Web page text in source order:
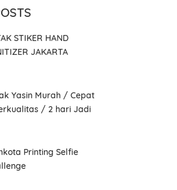
STIKER HAND
JAKARTA
Yasin Murah / Cepat
/ 2 hari Jadi
Printing Selfie